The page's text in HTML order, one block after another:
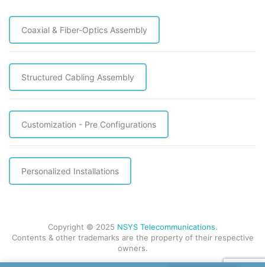
Coaxial & Fiber-Optics Assembly
Structured Cabling Assembly
Customization - Pre Configurations
Personalized Installations
Copyright © 2025 NSYS Telecommunications.
Contents & other trademarks are the property of their respective
owners.